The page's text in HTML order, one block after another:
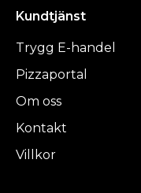
Kundtjänst
Trygg E-handel
Pizzaportal
Om oss
Kontakt
Villkor